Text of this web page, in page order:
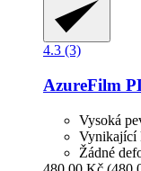
4.3 (3)
AzureFilm
Vysoká
Vynikající
Žádné